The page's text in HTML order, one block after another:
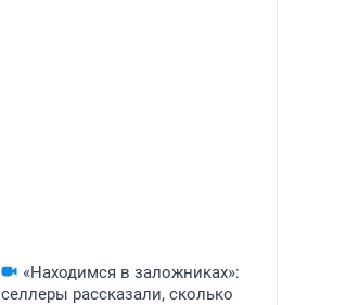
«Находимся в заложниках»:
селлеры рассказали, сколько